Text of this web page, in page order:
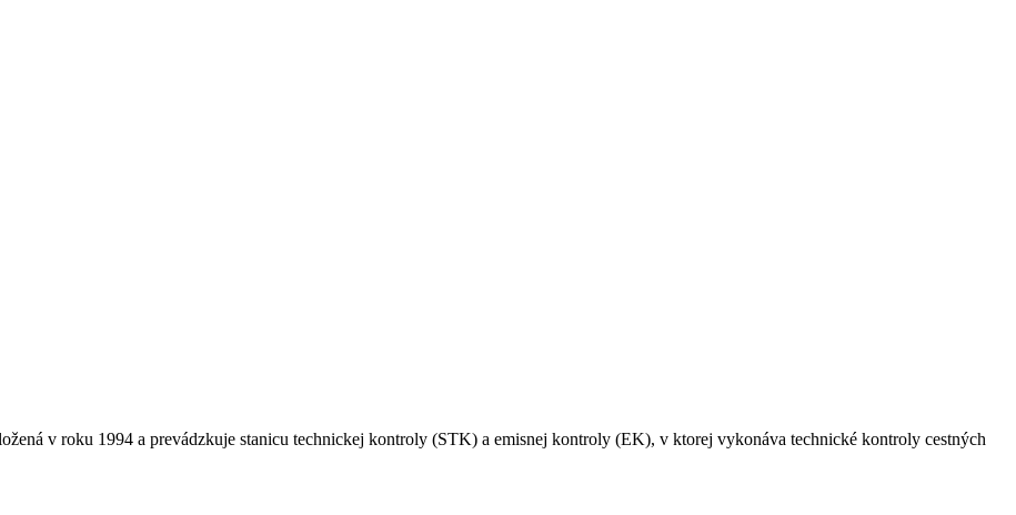
v roku 1994 a prevádzkuje stanicu technickej kontroly (STK) a emisnej kontroly (EK), v ktorej vykonáva technické kontroly cestných